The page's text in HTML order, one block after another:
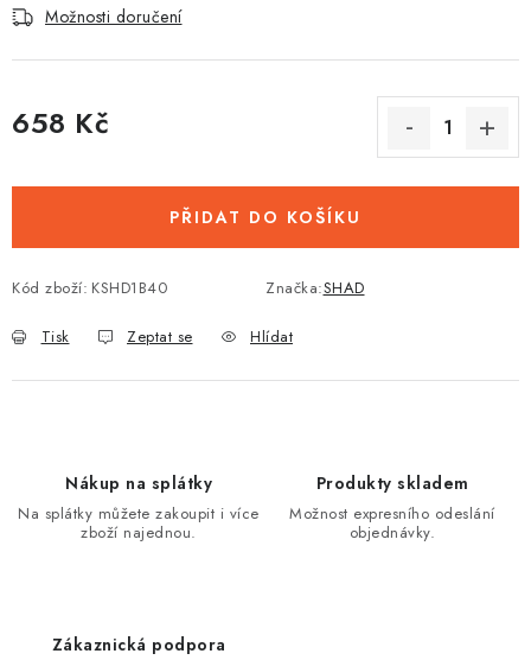
Možnosti doručení
658 Kč
PŘIDAT DO KOŠÍKU
Kód zboží: KSHD1B40 Značka:SHAD
Tisk Zeptat se Hlídat
Nákup na splátky
Na splátky můžete zakoupit i více
zboží najednou.
Produkty skladem
Možnost expresního odeslání
objednávky.
Zákaznická podpora